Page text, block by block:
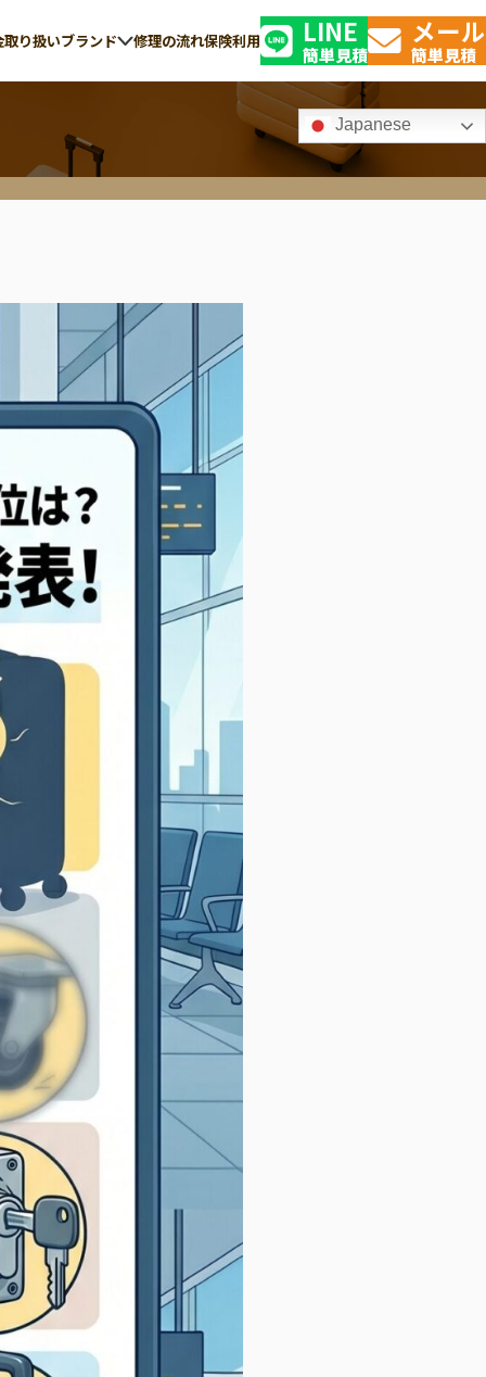
Japanese
修理の交換
その他
の修理・付属パーツ）
取り扱いブランド
ーブ・トロッター
LOUIS VUITTON
ルイ・ヴィトン
修理の流れ保険利用 LINE
簡単見積
メール
簡単見積